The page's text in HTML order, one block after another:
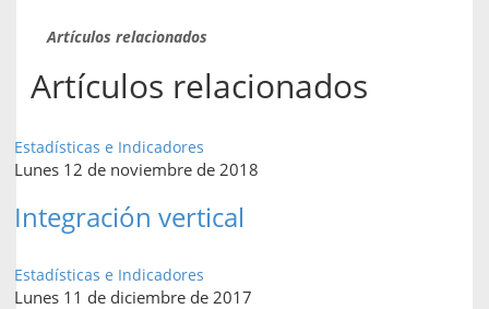
Artículos relacionados
Artículos relacionados
Estadísticas e Indicadores
Lunes 12 de noviembre de 2018
Integración vertical
Estadísticas e Indicadores
Lunes 11 de diciembre de 2017